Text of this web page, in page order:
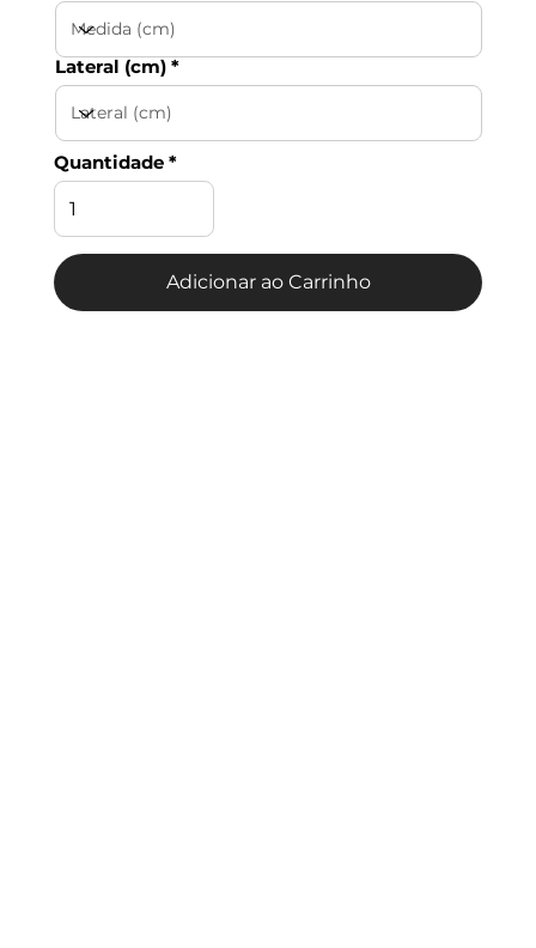
Lateral (cm)
Quantidade
Adicionar ao Carrinho